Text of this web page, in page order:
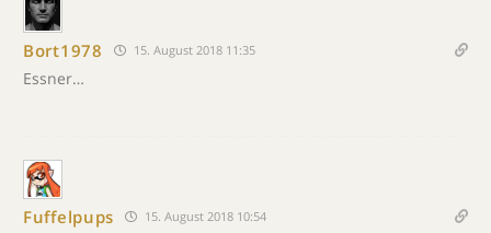
Bort1978 15. August 2018 11:35
Essner…
Fuffelpups 15. August 2018 10:54